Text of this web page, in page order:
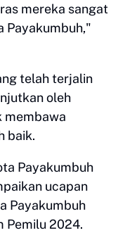
mereka sangat
Payakumbuh,"
telah terjalin
oleh
membawa
baik.
Payakumbuh
ucapan
Payakumbuh
Pemilu 2024.